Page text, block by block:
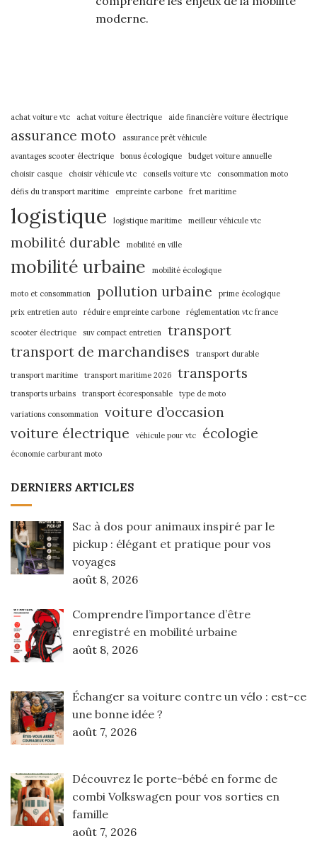
moderne.
achat voiture vtc achat voiture électrique aide financière voiture électrique
assurance moto
assurance prêt véhicule
avantages scooter électrique
bonus écologique
budget voiture annuelle
choisir casque
choisir véhicule vtc conseils voiture vtc
consommation moto
défis du transport maritime
empreinte carbone fret maritime
logistique logistique maritime meilleur véhicule vtc
mobilité durable mobilité en ville
mobilité urbaine mobilité écologique
moto et consommation pollution urbaine
prime écologique
prix entretien auto
réduire empreinte carbone réglementation vtc france
scooter électrique suv compact entretien
transport
transport de marchandises
transport durable
transport maritime transport maritime 2026 transports
transports urbains transport écoresponsable type de moto
variations consommation
voiture d’occasion
voiture électrique
véhicule pour vtc écologie
économie carburant moto
DERNIERS ARTICLES
Sac à dos pour animaux inspiré par le
pickup : élégant et pratique pour vos
voyages
août 8, 2026
Comprendre l’importance d’être
enregistré en mobilité urbaine
août 8, 2026
Échanger sa voiture contre un vélo : est-ce
une bonne idée ?
août 7, 2026
Découvrez le porte-bébé en forme de
combi Volkswagen pour vos sorties en
famille
août 7, 2026